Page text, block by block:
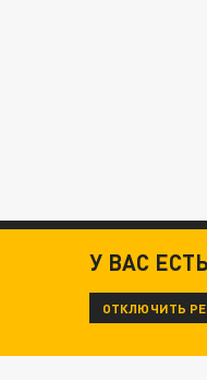
У ВАС
ОТКЛЮЧИТЬ